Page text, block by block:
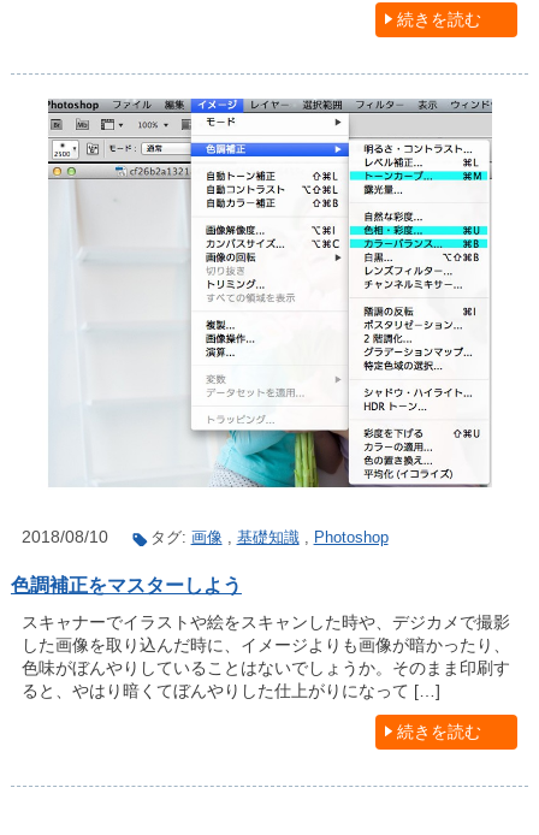
続きを読む
2018/08/10 タグ: 画像 基礎知識, Photoshop
色調補正をマスターしよう
スキャナーでイラストや絵をスキャンした時や、デジカメで撮影
した画像を取り込んだ時に、イメージよりも画像が暗かったり、
色味がぼんやりしていることはないでしょうか。そのまま印刷す
ると、やはり暗くてぼんやりした仕上がりになって […]
続きを読む